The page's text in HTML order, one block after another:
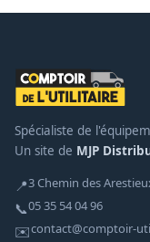
Spécialiste de
Un site de MJP
📍3 Chemin des
📞05 35 54 04 96
✉️contact@comptoir-